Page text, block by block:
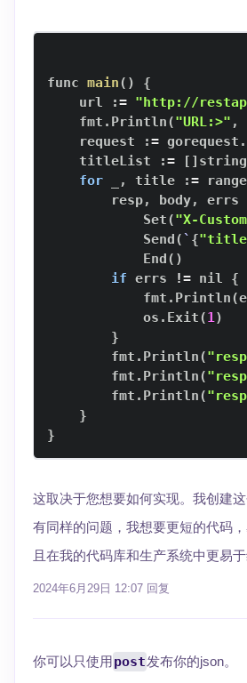
func main( )
{
    url :
= "http://
    fmt.Println
("URL:>" ,
    request :
=
    titleList :
= [ ] string
for _, title :=
resp, body, errs
            Set
("X-
            Send
(` {
            End
( )
if errs != nil {
            fmt.Println
(
            os.Exit
(1)
}
        fmt.Println
(
        fmt.Println
(
        fmt.Println
(
}
}
这取决于您想要如何实现。我创建
有同样的问题，我想要更短的代码
且在我的代码库和生产系统中更易于
2024年6月29日 12:07 回复
你可以只使用 post发布你的json。